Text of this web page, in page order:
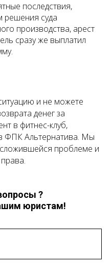
последствия,
решения суда
производства, арест
сразу же выплатил
и не можете
денег за
в фитнес-клуб,
ФПК Альтернатива. Мы
проблеме и
?
юристам!